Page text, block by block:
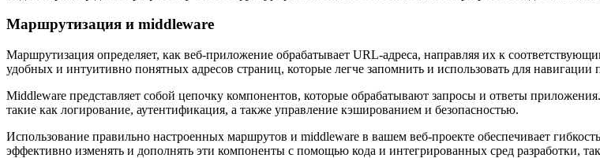
Маршрутизация и middleware
Маршрутизация определяет, как веб-приложение обрабатывает URL-адреса, направляя их к
удобных и интуитивно понятных адресов страниц, которые легче запомнить и использовать для навигации
Middleware представляет собой цепочку компонентов, которые обрабатывают запросы и ответы
такие как логирование, аутентификация, а также управление кэшированием и безопасностью.
Использование правильно настроенных маршрутов и middleware в вашем веб-проекте обеспечивает
эффективно изменять и дополнять эти компоненты с помощью кода и интегрированных сред разработки,